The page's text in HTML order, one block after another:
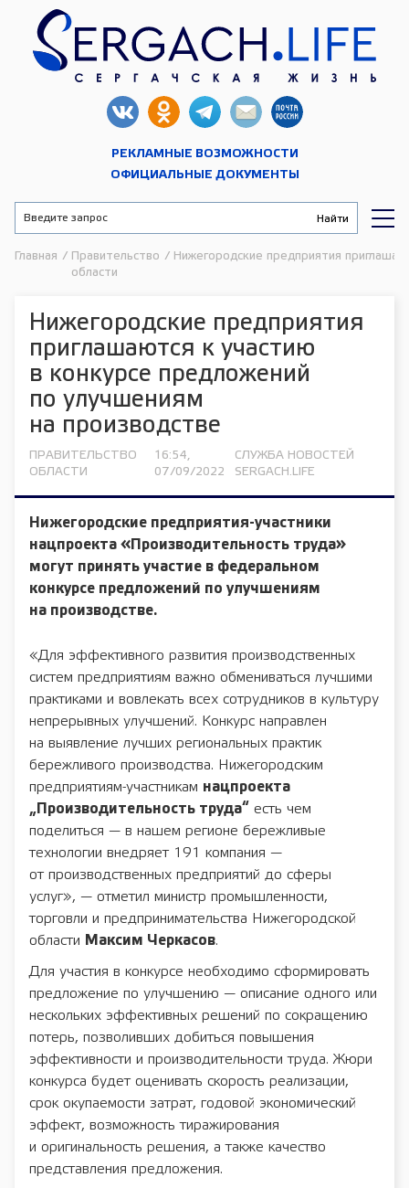
РЕКЛАМНЫЕ ВОЗМОЖНОСТИ
ОФИЦИАЛЬНЫЕ ДОКУМЕНТЫ
Главная /
Правительство
области
/ Нижегородские предприятия
Нижегородские предприятия
приглашаются к участию
в конкурсе предложений
по улучшениям
на производстве
ПРАВИТЕЛЬСТВО
ОБЛАСТИ
16:54,
07/09/2022
СЛУЖБА НОВОСТЕЙ
SERGACH.LIFE
Нижегородские предприятия-участники
нацпроекта «Производительность труда»
могут принять участие в федеральном
конкурсе предложений по улучшениям
на производстве.
«Для эффективного развития производственных
систем предприятиям важно обмениваться лучшими
практиками и вовлекать всех сотрудников в культуру
непрерывных улучшений. Конкурс направлен
на выявление лучших региональных практик
бережливого производства. Нижегородским
предприятиям-участникам нацпроекта
„Производительность труда“ есть чем
поделиться — в нашем регионе бережливые
технологии внедряет 191 компания —
от производственных предприятий до сферы
услуг», — отметил министр промышленности,
торговли и предпринимательства Нижегородской
области Максим Черкасов.
Для участия в конкурсе необходимо сформировать
предложение по улучшению — описание одного или
нескольких эффективных решений по сокращению
потерь, позволивших добиться повышения
эффективности и производительности труда. Жюри
конкурса будет оценивать скорость реализации,
срок окупаемости затрат, годовой экономический
эффект, возможность тиражирования
и оригинальность решения, а также качество
представления предложения.